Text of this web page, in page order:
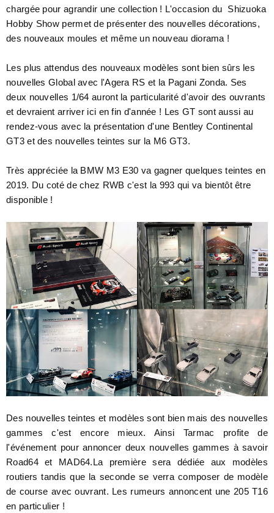
chargée pour agrandir une collection ! L'occasion du Shizuoka
Hobby Show permet de présenter des nouvelles décorations,
des nouveaux moules et même un nouveau diorama !
Les plus attendus des nouveaux modèles sont bien sûrs les
nouvelles Global avec l'Agera RS et la Pagani Zonda. Ses
deux nouvelles 1/64 auront la particularité d'avoir des ouvrants
et devraient arriver ici en fin d'année ! Les GT sont aussi au
rendez-vous avec la présentation d'une Bentley Continental
GT3 et des nouvelles teintes sur la M6 GT3.
Très appréciée la BMW M3 E30 va gagner quelques teintes en
2019. Du coté de chez RWB c'est la 993 qui va bientôt être
disponible !
Des nouvelles teintes et modèles sont bien mais des nouvelles
gammes c'est encore mieux. Ainsi Tarmac profite de
l'événement pour annoncer deux nouvelles gammes à savoir
Road64 et MAD64.La première sera dédiée aux modèles
routiers tandis que la seconde se verra composer de modèle
de course avec ouvrant. Les rumeurs annoncent une 205 T16
en particulier !